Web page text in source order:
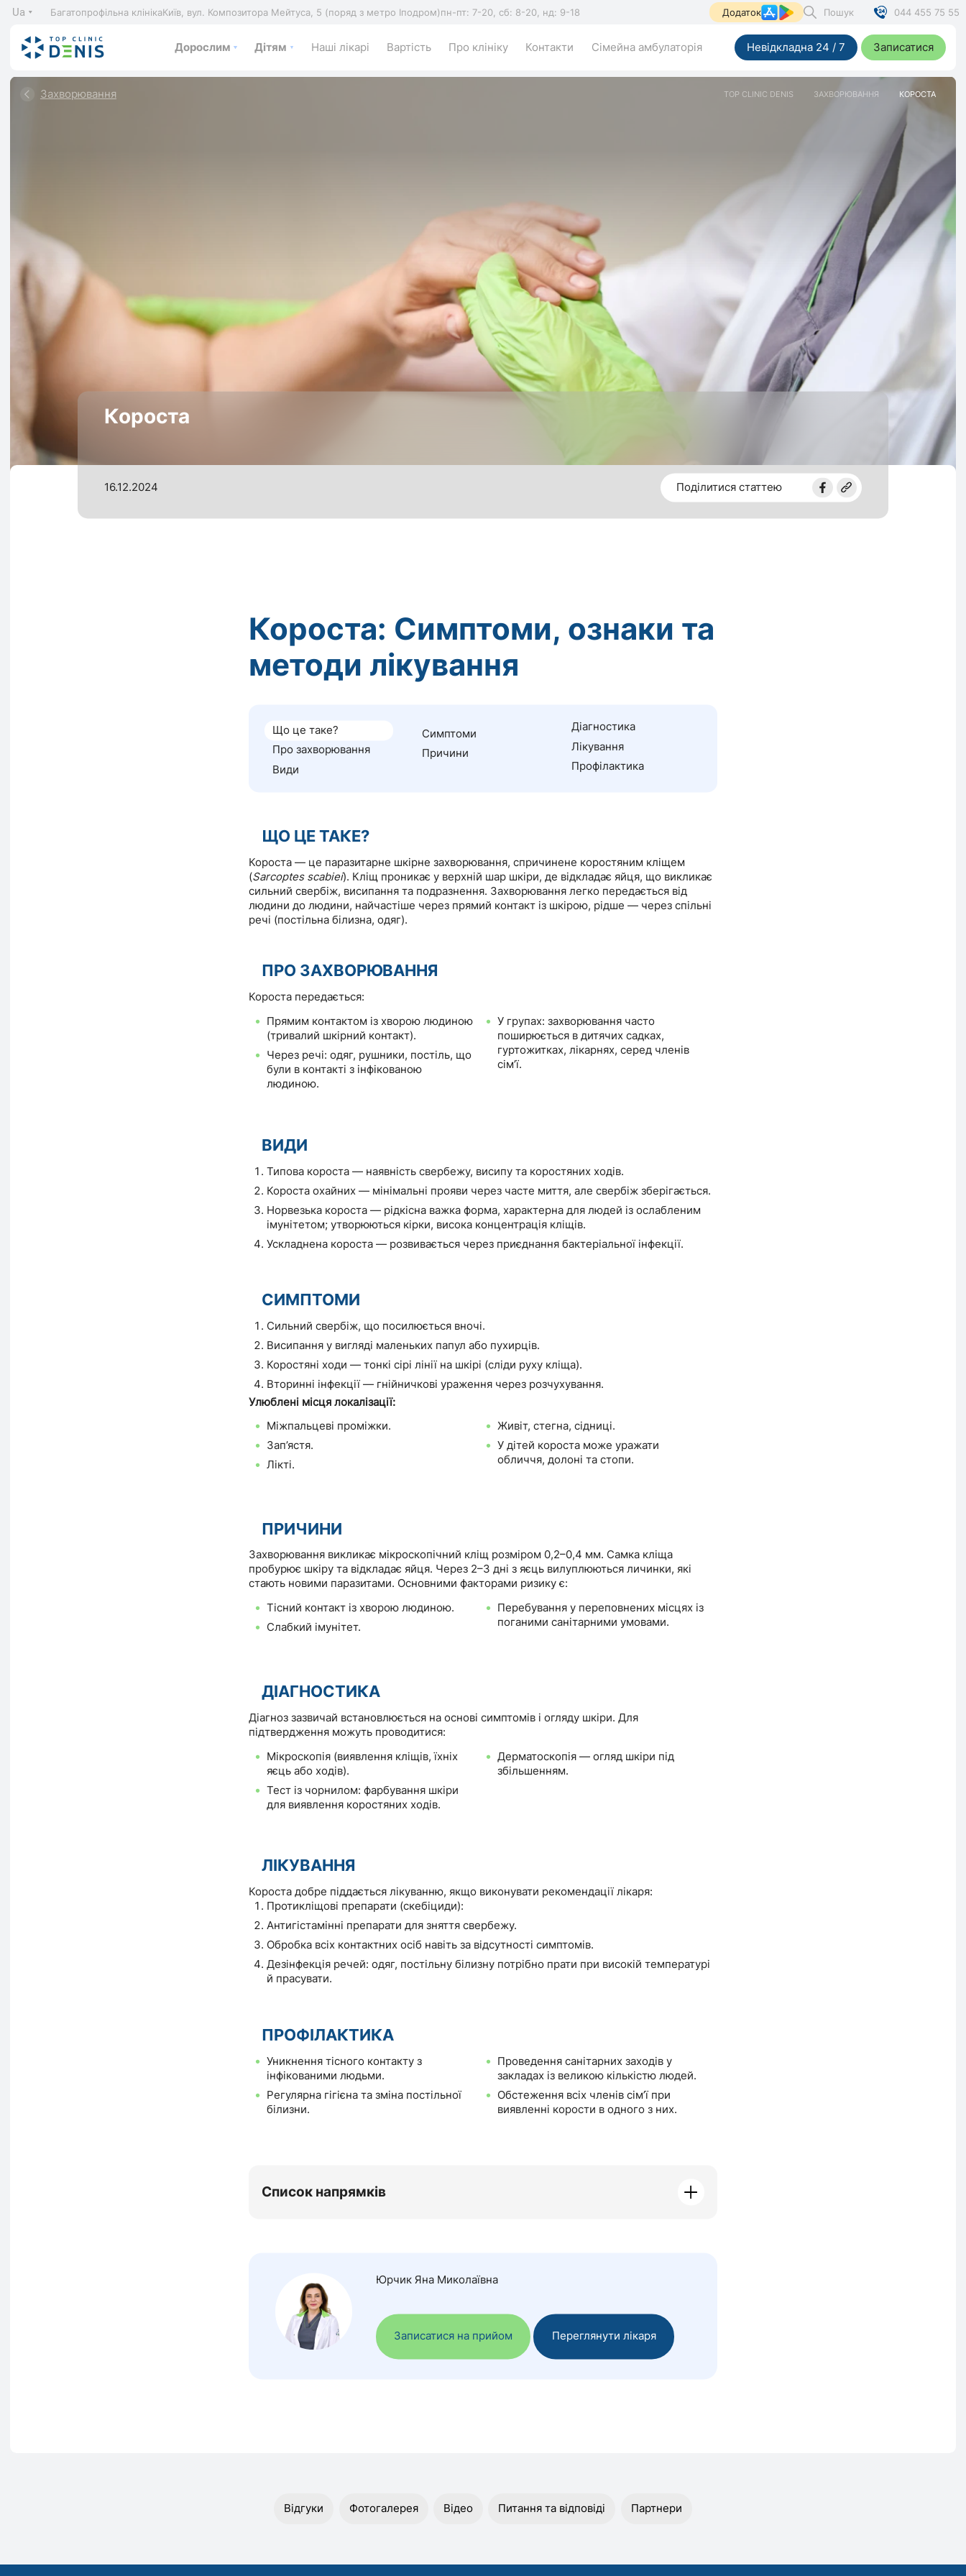
Ua Багатопрофільна клінікаКиїв, вул. Композитора Мейтуса, 5 (поряд з метро Іподром)пн-пт: 7-20, сб: 8-20, нд: 9-18 Додаток Пошук 044 455 75 55
Дорослим Дітям Наші лікарі Вартість Про клініку Контакти Сімейна амбулаторія Невідкладна 24 / 7 Записатися
Захворювання TOP CLINIC DENIS ЗАХВОРЮВАННЯ КОРОСТА
Короста
16.12.2024 Поділитися статтею
Короста: Симптоми, ознаки та
методи лікування
Що це таке?
Про захворювання
Види
Симптоми
Причини
Діагностика
Лікування
Профілактика
ЩО ЦЕ ТАКЕ?
Короста — це паразитарне шкірне захворювання, спричинене коростяним кліщем
(Sarcoptes scabiei). Кліщ проникає у верхній шар шкіри, де відкладає яйця, що викликає
сильний свербіж, висипання та подразнення. Захворювання легко передається від
людини до людини, найчастіше через прямий контакт із шкірою, рідше — через спільні
речі (постільна білизна, одяг).
ПРО ЗАХВОРЮВАННЯ
Короста передається:
Прямим контактом із хворою людиною
(тривалий шкірний контакт).
Через речі: одяг, рушники, постіль, що
були в контакті з інфікованою
людиною.
У групах: захворювання часто
поширюється в дитячих садках,
гуртожитках, лікарнях, серед членів
сім’ї.
ВИДИ
Типова короста — наявність свербежу, висипу та коростяних ходів.
Короста охайних — мінімальні прояви через часте миття, але свербіж зберігається.
Норвезька короста — рідкісна важка форма, характерна для людей із ослабленим
імунітетом; утворюються кірки, висока концентрація кліщів.
Ускладнена короста — розвивається через приєднання бактеріальної інфекції.
СИМПТОМИ
Сильний свербіж, що посилюється вночі.
Висипання у вигляді маленьких папул або пухирців.
Коростяні ходи — тонкі сірі лінії на шкірі (сліди руху кліща).
Вторинні інфекції — гнійничкові ураження через розчухування.
Улюблені місця локалізації:
Міжпальцеві проміжки.
Зап’ястя.
Лікті.
Живіт, стегна, сідниці.
У дітей короста може уражати
обличчя, долоні та стопи.
ПРИЧИНИ
Захворювання викликає мікроскопічний кліщ розміром 0,2–0,4 мм. Самка кліща
пробурює шкіру та відкладає яйця. Через 2–3 дні з яєць вилуплюються личинки, які
стають новими паразитами. Основними факторами ризику є:
Тісний контакт із хворою людиною.
Слабкий імунітет.
Перебування у переповнених місцях із
поганими санітарними умовами.
ДІАГНОСТИКА
Діагноз зазвичай встановлюється на основі симптомів і огляду шкіри. Для
підтвердження можуть проводитися:
Мікроскопія (виявлення кліщів, їхніх
яєць або ходів).
Тест із чорнилом: фарбування шкіри
для виявлення коростяних ходів.
Дерматоскопія — огляд шкіри під
збільшенням.
ЛІКУВАННЯ
Короста добре піддається лікуванню, якщо виконувати рекомендації лікаря:
Протикліщові препарати (скебіциди):
Антигістамінні препарати для зняття свербежу.
Обробка всіх контактних осіб навіть за відсутності симптомів.
Дезінфекція речей: одяг, постільну білизну потрібно прати при високій температурі
й прасувати.
ПРОФІЛАКТИКА
Уникнення тісного контакту з
інфікованими людьми.
Регулярна гігієна та зміна постільної
білизни.
Проведення санітарних заходів у
закладах із великою кількістю людей.
Обстеження всіх членів сім’ї при
виявленні корости в одного з них.
Список напрямків
Юрчик Яна Миколаївна
Записатися на прийом Переглянути лікаря
Відгуки Фотогалерея Відео Питання та відповіді Партнери